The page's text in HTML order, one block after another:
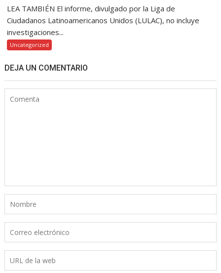
LEA TAMBIÉN El informe, divulgado por la Liga de
Ciudadanos Latinoamericanos Unidos (LULAC), no incluye
investigaciones...
Uncategorized
DEJA UN COMENTARIO